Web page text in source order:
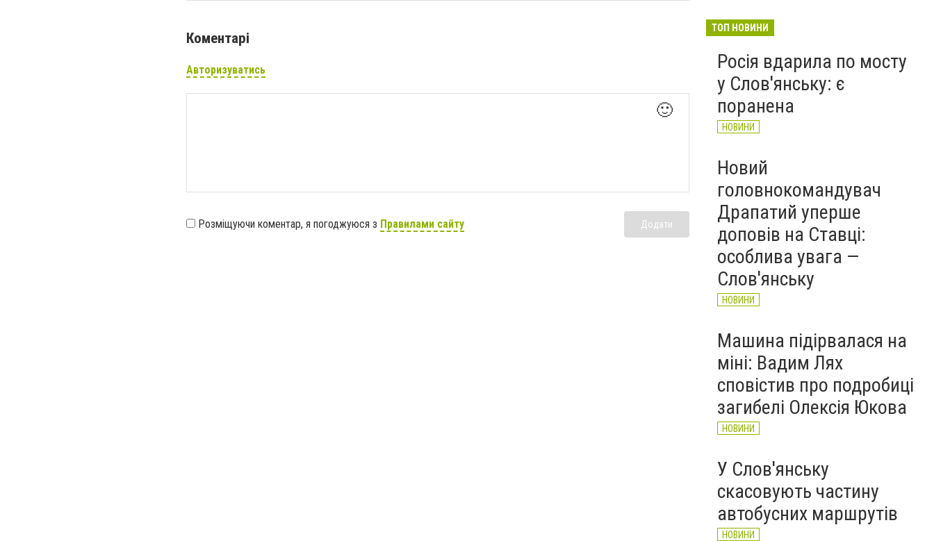
Коментарі
Авторизуватись
🙂
Розміщуючи коментар, я погоджуюся з Правилами сайту Додати
великої війни: 7 серпня
ТОП НОВИНИ
Росія вдарила по мосту
у Слов'янську: є
поранена
НОВИНИ
Новий
головнокомандувач
Драпатий уперше
доповів на Ставці:
особлива увага —
Слов'янську
НОВИНИ
Машина підірвалася на
міні: Вадим Лях
сповістив про подробиці
загибелі Олексія Юкова
НОВИНИ
У Слов'янську
скасовують частину
автобусних маршрутів
НОВИНИ